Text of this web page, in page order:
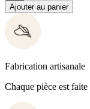
Ajouter au panier
Fabrication artisanale
Chaque pièce est